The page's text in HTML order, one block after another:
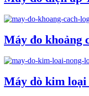
Máy đo khoảng
Máy dò kim loại